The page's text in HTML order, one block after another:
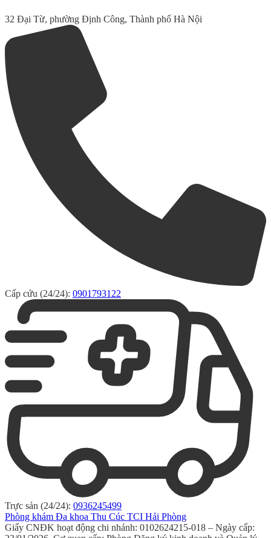
32 Đại Từ, phường Định Công, Thành phố Hà Nội
Cấp cứu (24/24): 0901793122
Trực sản (24/24): 0936245499
Phòng khám Đa khoa Thu Cúc TCI Hải Phòng
Giấy CNĐK hoạt động chi nhánh: 0102624215-018 – Ngày cấp: